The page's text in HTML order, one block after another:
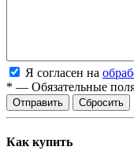
Я согласен на
* — Обязательные
Отправить Сбросить
Как купить